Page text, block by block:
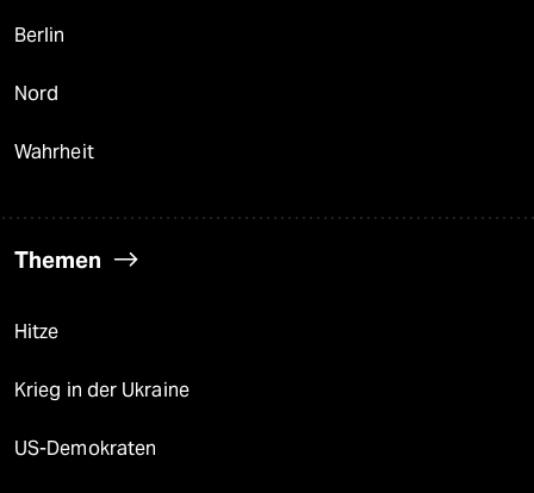
Berlin
Nord
Wahrheit
Themen
Hitze
Krieg in der Ukraine
US-Demokraten